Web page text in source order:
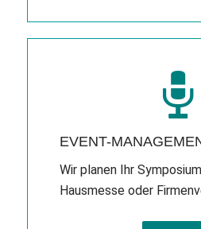
EVENT-
Wir planen Ihr
Hausmesse oder